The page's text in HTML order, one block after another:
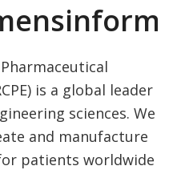
is a global leader
sciences. We
and manufacture
patients worldwide